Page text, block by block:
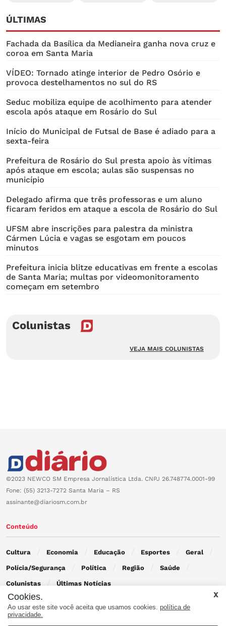
ÚLTIMAS
Fachada da Basílica da Medianeira ganha nova cruz e
coroa em Santa Maria
VÍDEO: Tornado atinge interior de Pedro Osório e
provoca destelhamentos no sul do RS
Seduc mobiliza equipe de acolhimento para atender
escola após ataque em Rosário do Sul
Início do Municipal de Futsal de Base é adiado para a
sexta-feira
Prefeitura de Rosário do Sul presta apoio às vítimas
após ataque em escola; aulas são suspensas no
município
Delegado afirma que três professoras e um aluno
ficaram feridos em ataque a escola de Rosário do Sul
UFSM abre inscrições para palestra da ministra
Cármen Lúcia e vagas se esgotam em poucos
minutos
Prefeitura inicia blitze educativas em frente a escolas
de Santa Maria; multas por videomonitoramento
começam em setembro
Colunistas
VEJA MAIS COLUNISTAS
©2023 NEWCO SM Empresa Jornalística Ltda. CNPJ 26.748774.0001-99
Fone: (55) 3213-7272 Santa Maria – RS
assinante@diariosm.com.br
Conteúdo
Cultura Economia Educação Esportes Geral
Polícia/Segurança Política Região Saúde
Colunistas Últimas Notícias
Contato
Cookies.
Ao usar este site você aceita que usamos cookies. política de
privacidade.